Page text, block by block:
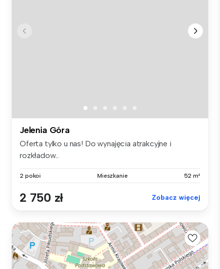
Jelenia Góra
Oferta tylko u nas! Do wynajęcia atrakcyjne i
rozkładow...
2 pokoi Mieszkanie 52 m²
2 750 zł Zobacz więcej